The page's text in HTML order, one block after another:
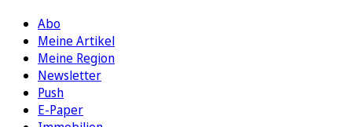
Abo
Meine Artikel
Meine Region
Newsletter
Push
E-Paper